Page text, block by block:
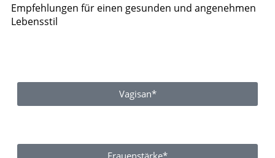
Empfehlungen für einen gesunden und angenehmen
Lebensstil
Vagisan*
Frauenstärke*